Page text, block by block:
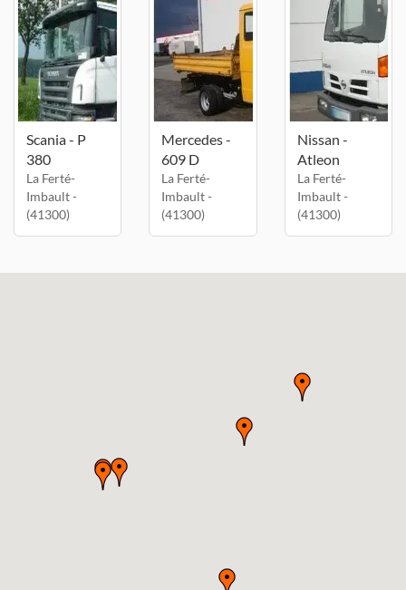
Scania - P
380
La Ferté-
Imbault -
(41300)
Mercedes -
609 D
La Ferté-
Imbault -
(41300)
Nissan -
Atleon
La Ferté-
Imbault -
(41300)